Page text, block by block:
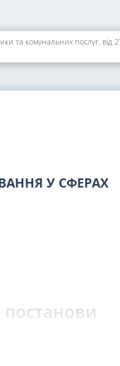
та комунальних послуг, від
У СФЕРАХ